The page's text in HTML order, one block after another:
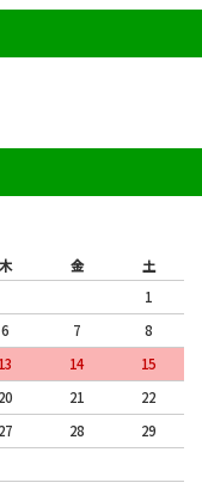
木 金
土
1
6 7
8
13 14
15
20 21
22
27 28
29